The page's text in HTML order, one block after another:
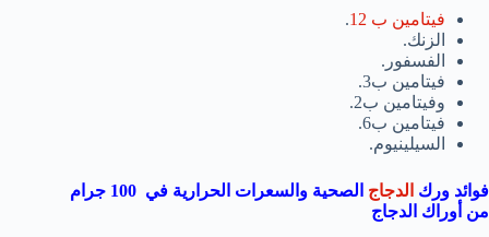
فيتامين ب 12
.
الزنك.
الفسفور.
فيتامين ب3.
وفيتامين ب2.
فيتامين ب6.
السيلينيوم.
فوائد ورك الدجاج الصحية والسعرات الحرارية في 100 جرام
من أوراك الدجاج